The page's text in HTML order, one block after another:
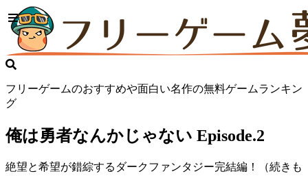
フリーゲームのおすすめや面白い名作の無料ゲームランキン
グ
俺は勇者なんかじゃない Episode.2
絶望と希望が錯綜するダークファンタジー完結編！（続きも